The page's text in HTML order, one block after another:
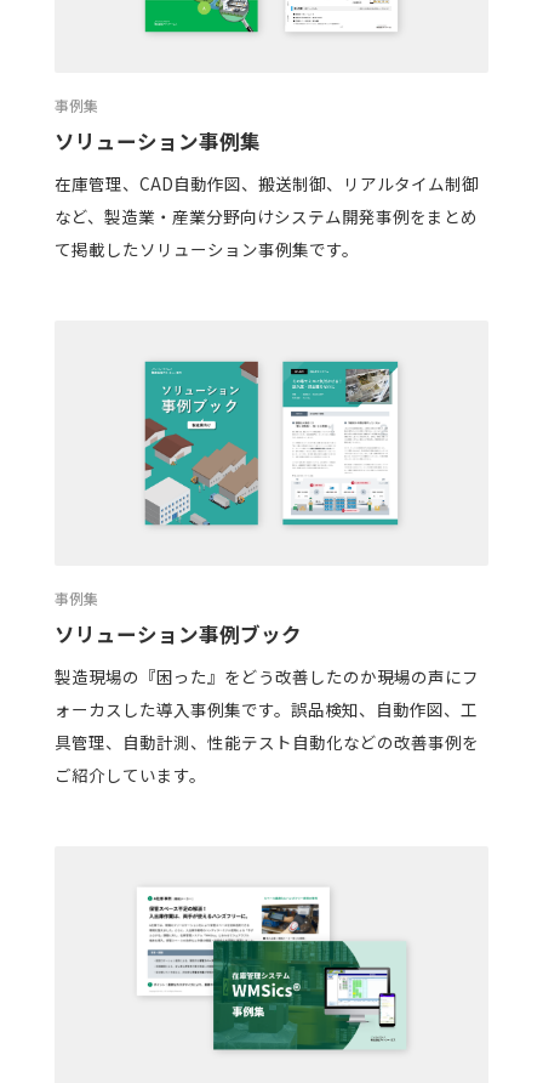
事例集
ソリューション事例集
在庫管理、CAD自動作図、搬送制御、リアルタイム制御
など、製造業・産業分野向けシステム開発事例をまとめ
て掲載したソリューション事例集です。
事例集
ソリューション事例ブック
製造現場の『困った』をどう改善したのか――現場の声にフ
ォーカスした導入事例集です。誤品検知、自動作図、工
具管理、自動計測、性能テスト自動化などの改善事例を
ご紹介しています。